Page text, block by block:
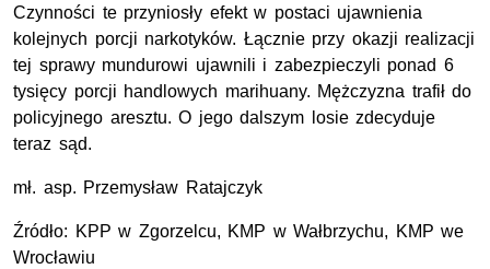
Czynności te przyniosły efekt w postaci ujawnienia
kolejnych porcji narkotyków. Łącznie przy okazji realizacji
tej sprawy mundurowi ujawnili i zabezpieczyli ponad 6
tysięcy porcji handlowych marihuany. Mężczyzna trafił do
policyjnego aresztu. O jego dalszym losie zdecyduje
teraz sąd.
mł. asp. Przemysław Ratajczyk
Źródło: KPP w Zgorzelcu, KMP w Wałbrzychu, KMP we
Wrocławiu